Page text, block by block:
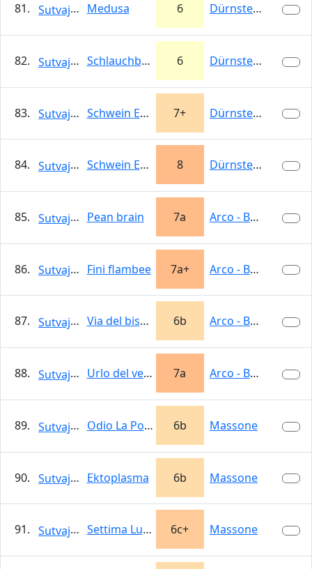
81. Sutvajka Medusa 6 Dürnstein
82. Sutvajka Schlauchbootlippe 6 Dürnstein
83. Sutvajka Schwein Extrem Rißvariante 7+ Dürnstein
84. Sutvajka Schwein Extrem direkt 8 Dürnstein
85. Sutvajka Pean brain 7a Arco - Belvedere
86. Sutvajka Fini flambee 7a+ Arco - Belvedere
87. Sutvajka Via del biscotto 6b Arco - Belvedere
88. Sutvajka Urlo del vento 7a Arco - Belvedere
89. Sutvajka Odio La Polvere 6b Massone
90. Sutvajka Ektoplasma 6b Massone
91. Sutvajka Settima Luna 6c+ Massone